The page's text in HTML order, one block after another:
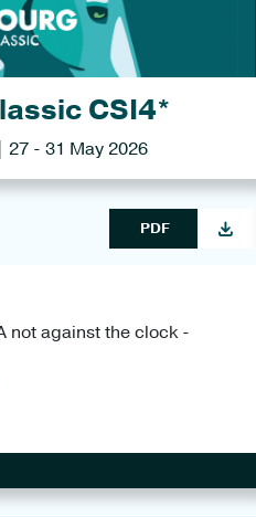
CSI4*
- 31 May 2026
PDF
not against the clock -